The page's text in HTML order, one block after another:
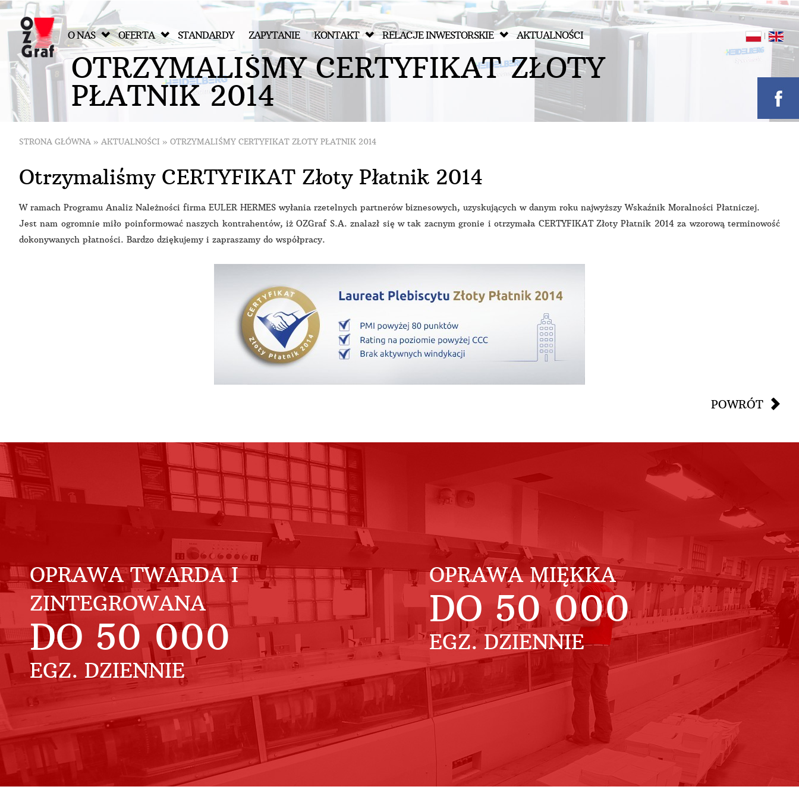
O NAS OFERTA STANDARDY ZAPYTANIE KONTAKT RELACJE INWESTORSKIE AKTUALNOŚCI
OTRZYMALIŚMY CERTYFIKAT ZŁOTY
PŁATNIK 2014
STRONA GŁÓWNA » AKTUALNOŚCI » OTRZYMALIŚMY CERTYFIKAT ZŁOTY PŁATNIK 2014
Otrzymaliśmy CERTYFIKAT Złoty Płatnik 2014
W ramach Programu Analiz Należności firma EULER HERMES wyłania rzetelnych partnerów biznesowych, uzyskujących w danym roku najwyższy Wskaźnik Moralności Płatniczej.
Jest nam ogromnie miło poinformować naszych kontrahentów, iż OZGraf S.A. znalazł się w tak zacnym gronie i otrzymała CERTYFIKAT Złoty Płatnik 2014 za wzorową terminowość
dokonywanych płatności. Bardzo dziękujemy i zapraszamy do współpracy.
POWRÓT
OPRAWA TWARDA I
ZINTEGROWANA
DO 50 000
EGZ. DZIENNIE
OPRAWA MIĘKKA
DO 50 000
EGZ. DZIENNIE